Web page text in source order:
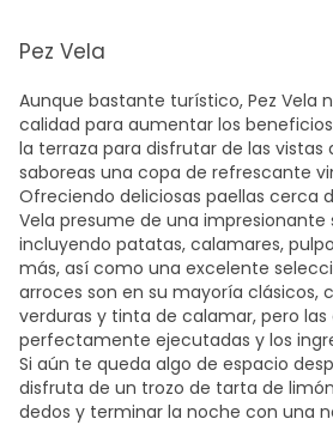
Pez Vela
Aunque bastante turístico, Pez Vela
calidad para aumentar los
la terraza para disfrutar de las vistas
saboreas una copa de refrescante
Ofreciendo deliciosas paellas cerca
Vela presume de una impresionante
incluyendo patatas, calamares,
más, así como una excelente
arroces son en su mayoría clásicos,
verduras y tinta de calamar, pero
perfectamente ejecutadas y los
Si aún te queda algo de espacio
disfruta de un trozo de tarta de
dedos y terminar la noche con una